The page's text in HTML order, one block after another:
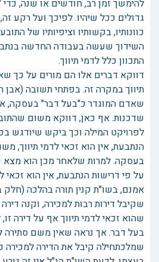
להימשך זמן רב, חודשים או שנה, כדי
גדולים ככל שיהיו. לפיכך ועל רקע זה,
כוונותיו, בקשותיו וציפיותיו של
השידוך שעשה בעבודה החדשה
התכוון כלל לדמי תיווך.
דווקא דברים אלו הם מורים על כך
תיווך במקרה זה. בפתחי תשובה (אבן
שאדם המוגדר כ"בעל דבר" בעסקה,
שדכנות. אף כאן, דווקא משום
לפרויקט המילה וכך ביקש שיודגש
הנתבעת, אין הוא זכאי לדמי תיווך,
בעסקה. למרות שלאחר מכן הוא מצא
על פי דרישות הנתבעת, אין הוא זכאי
אמנם, בשו"ת קנין תורה בהלכה (חלק
שקיבל דירות רבות למכירה, וקנה
שהוא זכאי לדמי תיווך אף על דירה
בעל דבר. אך נראה שאין משם סתירה
שמלכתחילה קיבל את הדירה